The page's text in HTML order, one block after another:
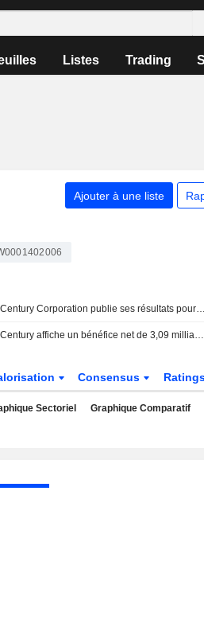
Listes Trading
Ajouter à une liste
Far Eastern New Century Corporation publie ses résultats pour le premier trimestre clos le 31 mars 2026
Far Eastern New Century affiche un bénéfice net de 3,09 milliards de TWD au premier trimestre
Consensus
Sectoriel Graphique Comparatif